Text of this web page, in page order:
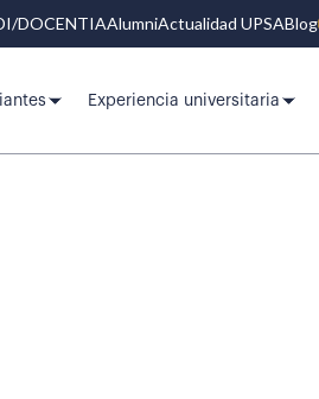
DOCENTIAAlumniActualidad UPSABlog
Experiencia universitaria